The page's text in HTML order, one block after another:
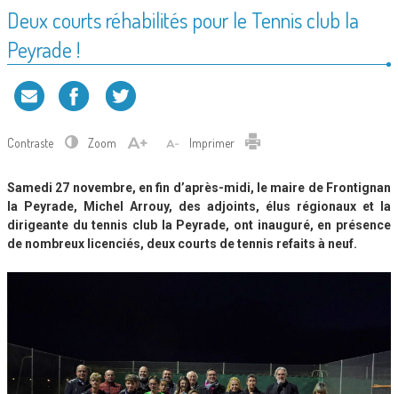
Deux courts réhabilités pour le Tennis club la
Peyrade !
Contraste Zoom Imprimer
Samedi 27 novembre, en fin d’après-midi, le maire de Frontignan
la Peyrade, Michel Arrouy, des adjoints, élus régionaux et la
dirigeante du tennis club la Peyrade, ont inauguré, en présence
de nombreux licenciés, deux courts de tennis refaits à neuf.